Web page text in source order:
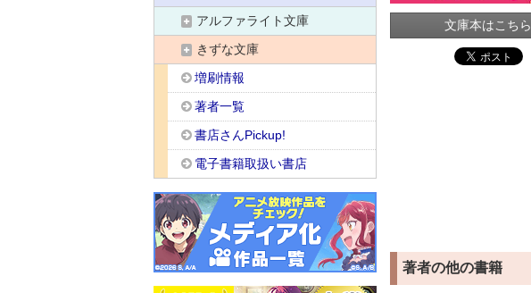
文庫本はこちら
著者の他の書籍
アルファライト文庫
きずな文庫
増刷情報
著者一覧
書店さんPickup!
電子書籍取扱い書店